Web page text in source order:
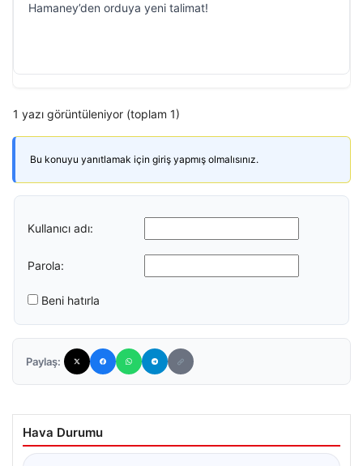
Hamaney’den orduya yeni talimat!
1 yazı görüntüleniyor (toplam 1)
Bu konuyu yanıtlamak için giriş yapmış olmalısınız.
Kullanıcı adı:
Parola:
Beni hatırla
Paylaş:
Hava Durumu